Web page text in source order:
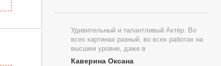
Удивительный и талантливый Актёр. Во
всех картинах разный, во всех работах на
высшем уровне, даже в
Каверина Оксана